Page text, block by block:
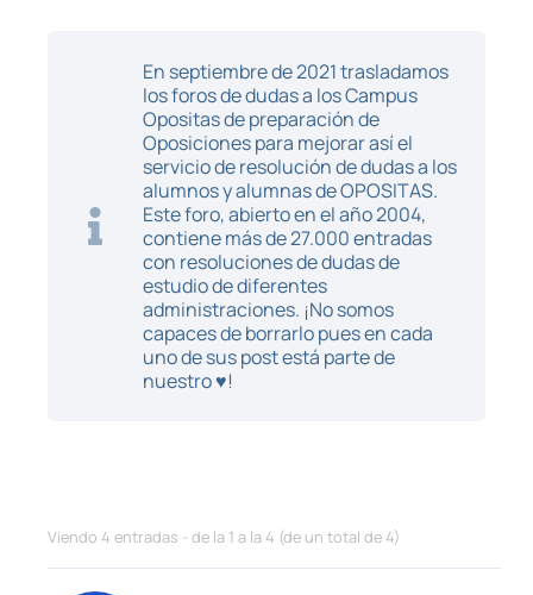
En septiembre de 2021 trasladamos
los foros de dudas a los Campus
Opositas de preparación de
Oposiciones para mejorar así el
servicio de resolución de dudas a los
alumnos y alumnas de OPOSITAS.
Este foro, abierto en el año 2004,
contiene más de 27.000 entradas
con resoluciones de dudas de
estudio de diferentes
administraciones. ¡No somos
capaces de borrarlo pues en cada
uno de sus post está parte de
nuestro ♥!
Viendo 4 entradas - de la 1 a la 4 (de un total de 4)